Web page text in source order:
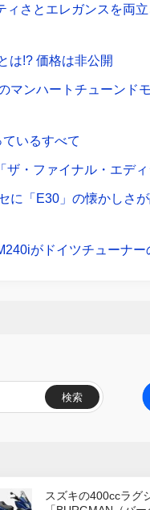
さとエレガンスを両
は!? 価格は非公開
マンハートチューンド
いるすべて
・ファイナル・エディ
に「E30」の懐かしさ
がドイツチューナー
検索
スズキの400ccラグ